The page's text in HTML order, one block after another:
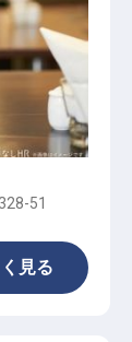
51
見る